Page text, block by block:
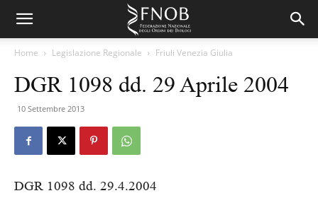
Home Legislazione Regionale Friuli Venezia Giulia
DGR 1098 dd. 29 Aprile 2004
10 Settembre 2013
DGR 1098 dd. 29.4.2004